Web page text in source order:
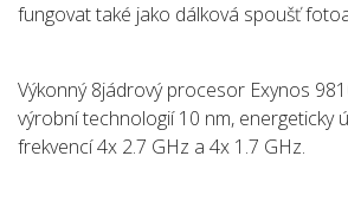
fungovat také jako dálková spoušť
Výkonný 8jádrový procesor Exynos
výrobní technologií 10 nm, energeticky
frekvencí 4x 2.7 GHz a 4x 1.7 GHz.